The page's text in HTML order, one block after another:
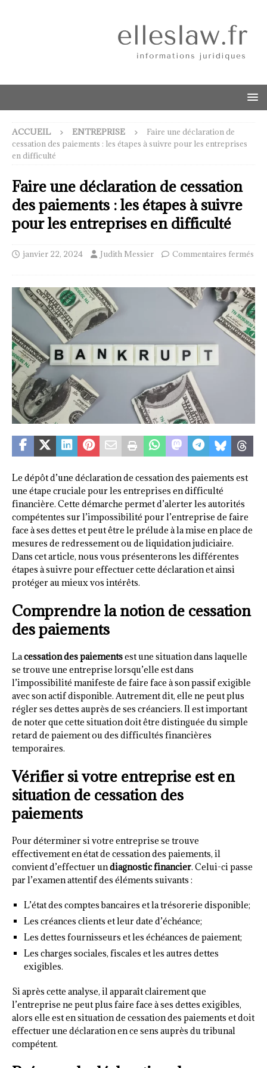
ACCUEIL ENTREPRISE
Faire une déclaration de
cessation des paiements : les étapes à suivre pour les entreprises
en difficulté
Faire une déclaration de cessation
des paiements : les étapes à suivre
pour les entreprises en difficulté
janvier 22, 2024 Judith Messier Commentaires fermés
Le dépôt d’une déclaration de cessation des paiements est
une étape cruciale pour les entreprises en difficulté
financière. Cette démarche permet d’alerter les autorités
compétentes sur l’impossibilité pour l’entreprise de faire
face à ses dettes et peut être le prélude à la mise en place de
mesures de redressement ou de liquidation judiciaire.
Dans cet article, nous vous présenterons les différentes
étapes à suivre pour effectuer cette déclaration et ainsi
protéger au mieux vos intérêts.
Comprendre la notion de cessation
des paiements
Lacessation des paiementsest une situation dans laquelle
se trouve une entreprise lorsqu’elle est dans
l’impossibilité manifeste de faire face à son passif exigible
avec son actif disponible. Autrement dit, elle ne peut plus
régler ses dettes auprès de ses créanciers. Il est important
de noter que cette situation doit être distinguée du simple
retard de paiement ou des difficultés financières
temporaires.
Vérifier si votre entreprise est en
situation de cessation des
paiements
Pour déterminer si votre entreprise se trouve
effectivement en état de cessation des paiements, il
convient d’effectuer undiagnostic financier. Celui-ci passe
par l’examen attentif des éléments suivants :
L’état des comptes bancaires et la trésorerie disponible;
Les créances clients et leur date d’échéance;
Les dettes fournisseurs et les échéances de paiement;
Les charges sociales, fiscales et les autres dettes
exigibles.
Si après cette analyse, il apparaît clairement que
l’entreprise ne peut plus faire face à ses dettes exigibles,
alors elle est en situation de cessation des paiements et doit
effectuer une déclaration en ce sens auprès du tribunal
compétent.